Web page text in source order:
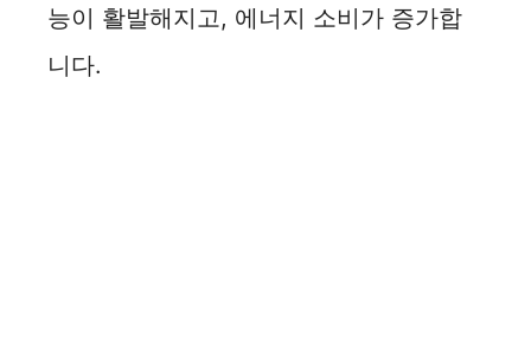
능이 활발해지고, 에너지 소비가 증가합
니다.